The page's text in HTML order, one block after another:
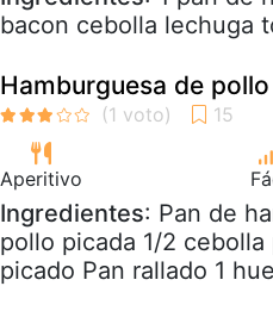
bacon cebolla lechuga
Hamburguesa de
Aperitivo
Ingredientes: Pan de
pollo picada 1/2
picado Pan rallado 1